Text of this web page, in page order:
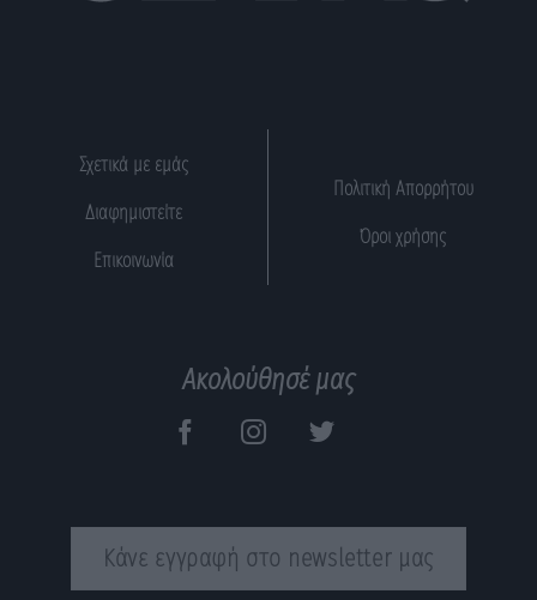
Σχετικά με εμάς
Διαφημιστείτε
Επικοινωνία
Πολιτική Απορρήτου
Όροι χρήσης
Ακολούθησέ μας
Κάνε εγγραφή στο newsletter μας